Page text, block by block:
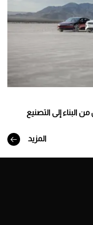
البناء إلى التصنيع
المزيد